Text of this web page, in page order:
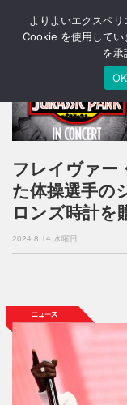
フレイヴァー
た体操選手の
ロンズ時計を
2024.8.14 水曜日
よりよいエクスペ
Cookie を使用してい
を承
OK